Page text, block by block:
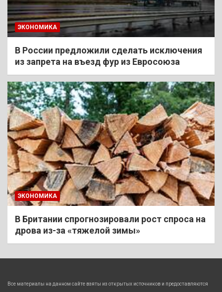
ЭКОНОМИКА
В России предложили сделать исключения
из запрета на въезд фур из Евросоюза
ЭКОНОМИКА
В Британии спрогнозировали рост спроса на
дрова из-за «тяжелой зимы»
Все материалы на данном сайте взяты из открытых источников и предоставляются